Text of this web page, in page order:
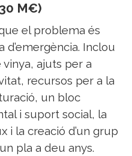
M€)
el problema és
Inclou
vinya, ajuts per a
recursos per a la
un bloc
i suport social, la
i la creació d’un grup
pla a deu anys.